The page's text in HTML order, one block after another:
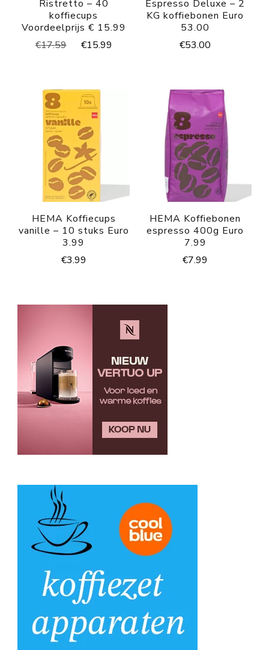
Ristretto – 40
koffiecups
Voordeelprijs € 15.99
€17.59
Oorspronkelijke
€15.99
Espresso Deluxe – 2
KG koffiebonen Euro
53.00
€53.00
HEMA Koffiecups
vanille – 10 stuks Euro
3.99
€3.99
HEMA Koffiebonen
espresso 400g Euro
7.99
€7.99